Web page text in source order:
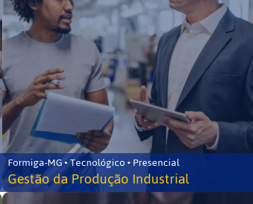
Formiga-MG • Tecnológico • Presencial
Gestão da Produção Industrial